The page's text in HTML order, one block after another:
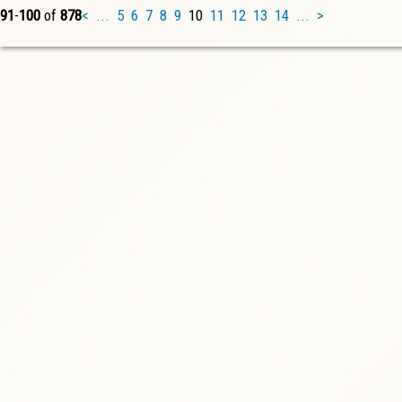
91-100 of 878< ... 5 6 7 8 9 10 11 12 13 14 ... >